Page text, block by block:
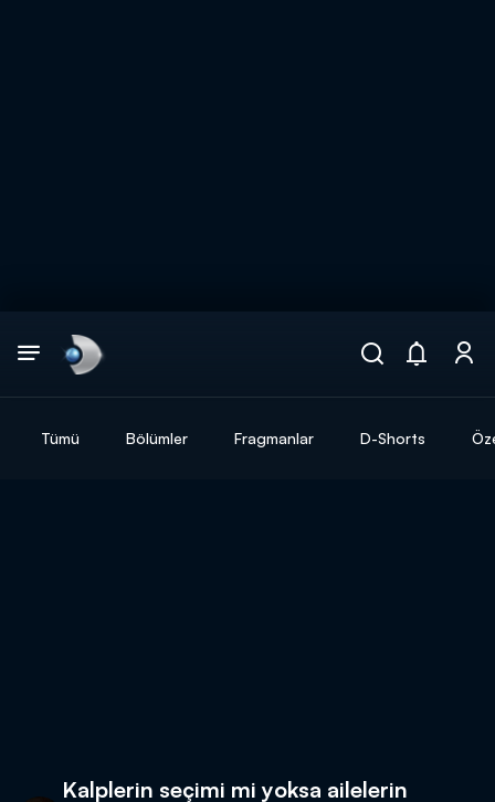
Tümü Bölümler Fragmanlar D-Shorts
Kalplerin seçimi mi yoksa ailelerin